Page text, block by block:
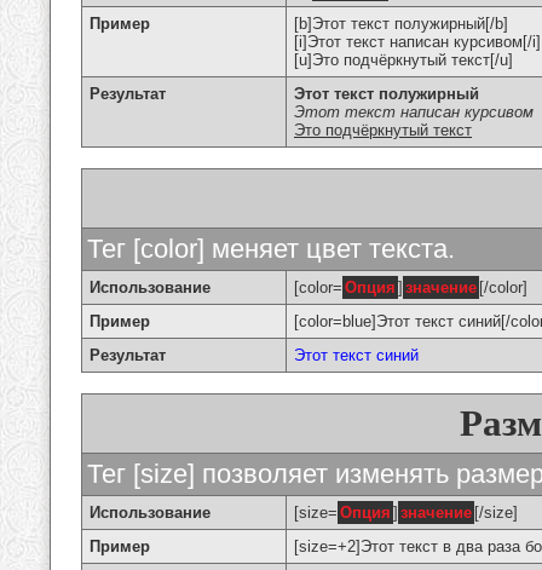
Пример
[b]Этот текст полужирный[/b]
[i]Этот текст написан курсивом[/i]
[u]Это подчёркнутый текст[/u]
Результат
Этот текст полужирный
Этот текст написан курсивом
Это подчёркнутый текст
Тег [color] меняет цвет текста.
Использование [color= Опция ] значение [/color]
Пример
[color=blue]Этот текст синий[/
Результат
Этот текст синий
Тег [size] позволяет изменять
Использование [size= Опция ] значение [/size]
Пример
[size=+2]Этот текст в два раза